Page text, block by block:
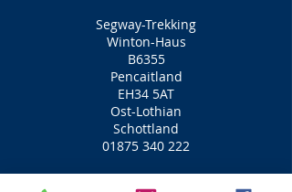
Segway-Trekking
Winton-Haus
B6355
Pencaitland
EH34 5AT
Ost-Lothian
Schottland
01875 340 222